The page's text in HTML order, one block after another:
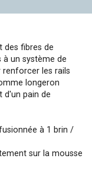
des fibres de
à un système de
renforcer les rails
longeron
d'un pain de
à 1 brin /
sur la mousse